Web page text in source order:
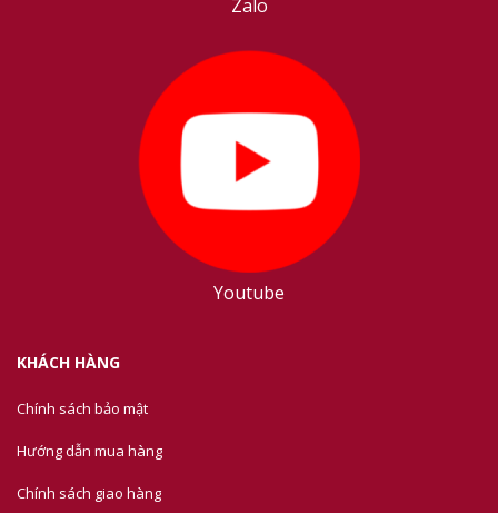
Zalo
Youtube
KHÁCH HÀNG
Chính sách bảo mật
Hướng dẫn mua hàng
Chính sách giao hàng